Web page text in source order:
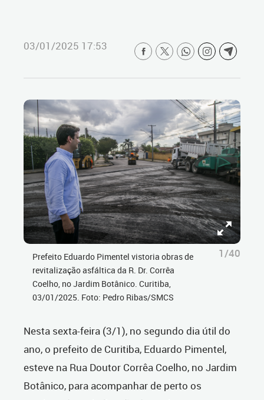
03/01/2025 17:53
Prefeito Eduardo Pimentel vistoria obras de
revitalização asfáltica da R. Dr. Corrêa
Coelho, no Jardim Botânico. Curitiba,
03/01/2025. Foto: Pedro Ribas/SMCS
1/40
Nesta sexta-feira (3/1), no segundo dia útil do
ano, o prefeito de Curitiba, Eduardo Pimentel,
esteve na Rua Doutor Corrêa Coelho, no Jardim
Botânico, para acompanhar de perto os